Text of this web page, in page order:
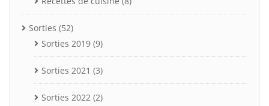
Sorties (52)
Sorties 2019 (9)
Sorties 2021 (3)
Sorties 2022 (2)